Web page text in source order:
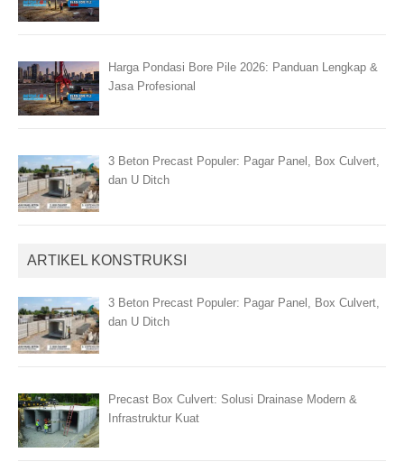
Harga Pondasi Bore Pile 2026: Panduan Lengkap &
Jasa Profesional
3 Beton Precast Populer: Pagar Panel, Box Culvert,
dan U Ditch
ARTIKEL KONSTRUKSI
3 Beton Precast Populer: Pagar Panel, Box Culvert,
dan U Ditch
Precast Box Culvert: Solusi Drainase Modern &
Infrastruktur Kuat